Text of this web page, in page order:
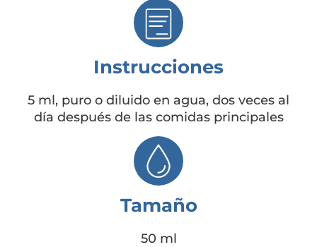
Instrucciones
5 ml, puro o diluido en agua, dos veces al
día después de las comidas principales
Tamaño
50 ml